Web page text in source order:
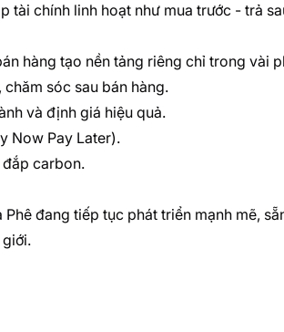
tài chính linh hoạt như mua trước - trả
hàng tạo nền tảng riêng chỉ trong vài
sóc sau bán hàng.
và định giá hiệu quả.
Now Pay Later).
đắp carbon.
đang tiếp tục phát triển mạnh mẽ,
giới.